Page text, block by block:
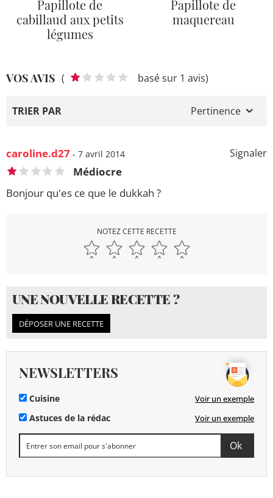
Papillote de
cabillaud aux petits
légumes
Papillote de
maquereau
VOS AVIS ( basé sur 1 avis)
TRIER PAR Pertinence
Signaler
caroline.d27 - 7 avril 2014
Médiocre
Bonjour qu'es ce que le dukkah ?
NOTEZ CETTE RECETTE
UNE NOUVELLE RECETTE ?
DÉPOSER UNE RECETTE
NEWSLETTERS
Cuisine Voir un exemple
Astuces de la rédac Voir un exemple